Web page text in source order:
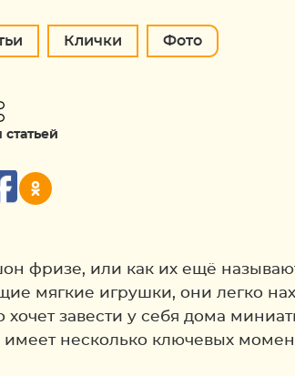
Клички Фото
статьей
фризе, или как их ещё
мягкие игрушки, они легко
хочет завести у себя дома
несколько ключевых